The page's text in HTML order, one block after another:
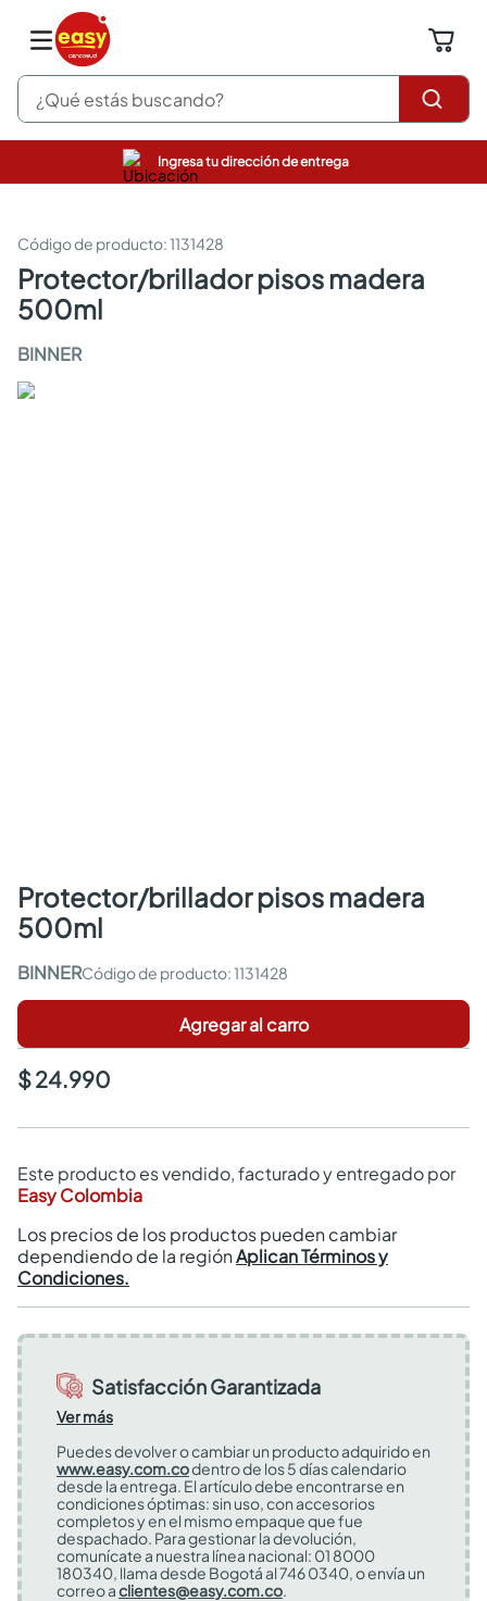
¿Qué estás buscando?
Ingresa tu dirección de entrega
:1131428
protector/brillador pisos madera
500ml
BINNER
protector/brillador pisos madera
500ml
BINNER :1131428
Agregar al carro
$ 24.990
Este producto es vendido, facturado y entregado por
Easy Colombia
Los precios de los productos pueden cambiar
dependiendo de la regiónAplican Términos y
Condiciones.
Satisfacción Garantizada
Ver más
Puedes devolver o cambiar un producto adquirido en
www.easy.com.codentro de los 5 días calendario
desde la entrega. El artículo debe encontrarse en
condiciones óptimas: sin uso, con accesorios
completos y en el mismo empaque que fue
despachado. Para gestionar la devolución,
comunícate a nuestra línea nacional: 01 8000
180340, llama desde Bogotá al 746 0340, o envía un
correo aclientes@easy.com.co.
pinturas
sanitarios
comedor
escritorio
armarios closet
comedores